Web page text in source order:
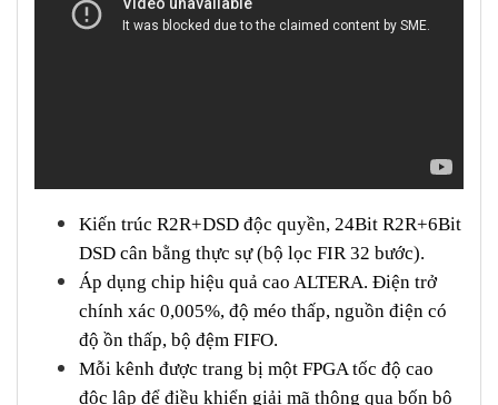
Kiến trúc R2R+DSD độc quyền, 24Bit R2R+6Bit
DSD cân bằng thực sự (bộ lọc FIR 32 bước).
Áp dụng chip hiệu quả cao ALTERA. Điện trở
chính xác 0,005%, độ méo thấp, nguồn điện có
độ ồn thấp, bộ đệm FIFO.
Mỗi kênh được trang bị một FPGA tốc độ cao
độc lập để điều khiển giải mã thông qua bốn bộ